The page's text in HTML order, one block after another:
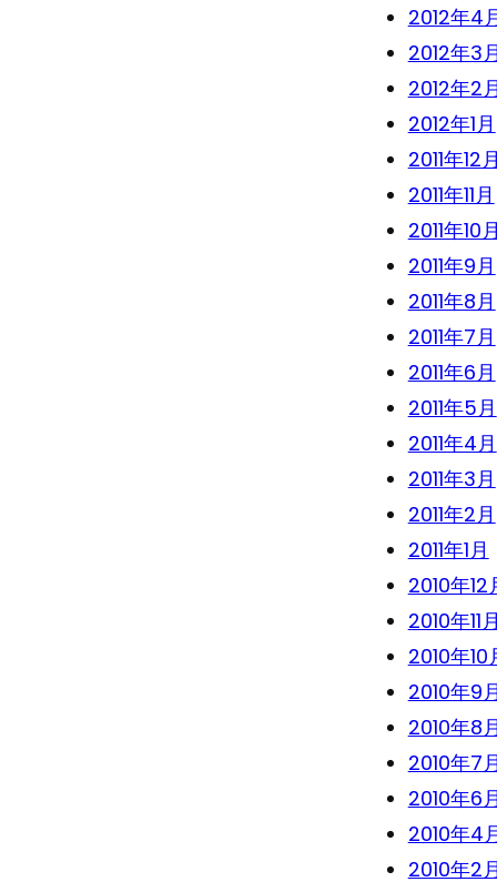
2012年4
2012年3月
2012年2月
2012年1月
2011年12月
2011年11月
2011年10月
2011年9月
2011年8月
2011年7月
2011年6月
2011年5月
2011年4月
2011年3月
2011年2月
2011年1月
2010年12
2010年11月
2010年10
2010年9月
2010年8月
2010年7月
2010年6月
2010年4
2010年2月